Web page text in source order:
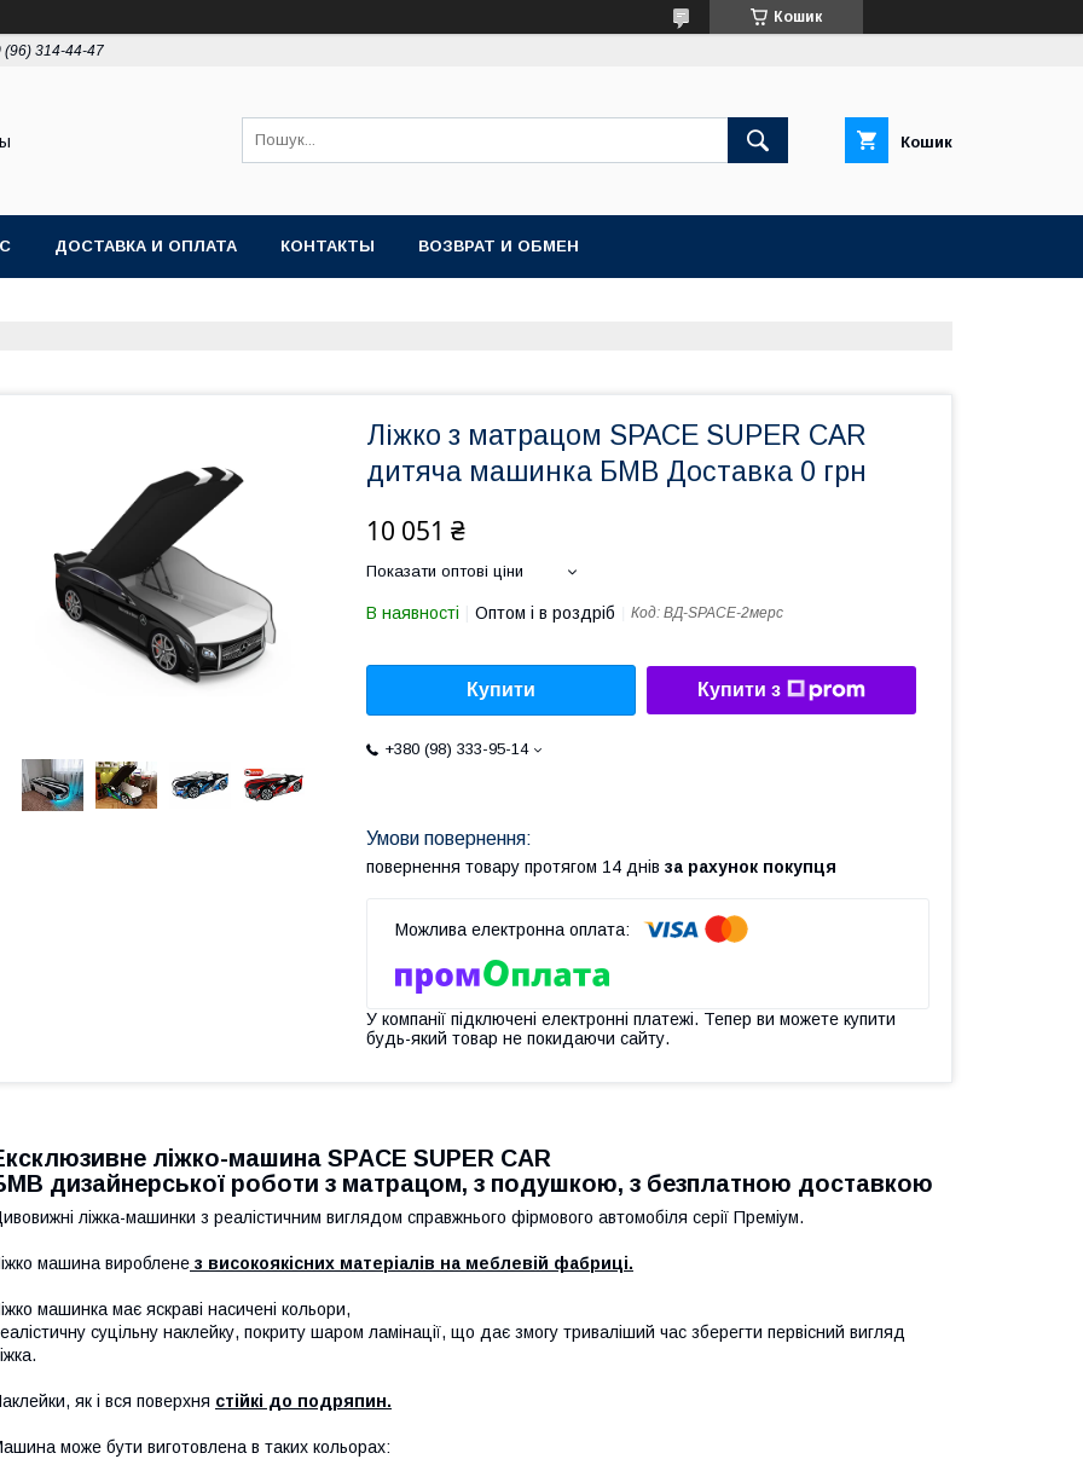
Кошик
(96) 314-44-47
Кошик
ДОСТАВКА И ОПЛАТА КОНТАКТЫ ВОЗВРАТ И ОБМЕН
Ліжко з матрацом SPACE SUPER CAR
дитяча машинка БМВ Доставка 0 грн
10 051 ₴
Показати оптові ціни
В наявності Оптом і в роздріб Код: ВД-SPACE-2мерс
Купити Купити з
+380 (98) 333-95-14
повернення товару протягом 14 днів за рахунок покупця
У компанії підключені електронні платежі. Тепер ви можете купити
будь-який товар не покидаючи сайту.
ліжко-машина SPACE SUPER CAR
дизайнерської роботи з матрацом, з подушкою, з безплатною доставкою
ліжка-машинки з реалістичним виглядом справжнього фірмового автомобіля серії Преміум.
машина вироблене з високоякісних матеріалів на меблевій фабриці.
машинка має яскраві насичені кольори,
суцільну наклейку, покриту шаром ламінації, що дає змогу триваліший час зберегти первісний вигляд
як і вся поверхня стійкі до подряпин.
може бути виготовлена в таких кольорах: